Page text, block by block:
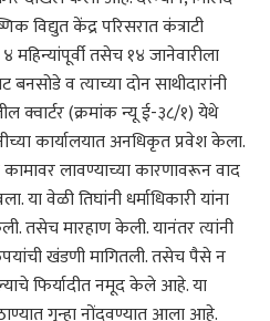
विद्युत केंद्र परिसरात कंत्राटी
तसेच १४ जानेवारीला
बनसोडे व त्याच्या दोन साथीदारांनी
क्वार्टर (क्रमांक न्यू ई-३८/१) येथे
कार्यालयात अनधिकृत प्रवेश केला.
लावण्याच्या कारणावरून वाद
या वेळी तिघांनी धर्माधिकारी यांना
तसेच मारहाण केली. यानंतर त्यांनी
खंडणी मागितली. तसेच पैसे न
फिर्यादीत नमूद केले आहे. या
गुन्हा नोंदवण्यात आला आहे.